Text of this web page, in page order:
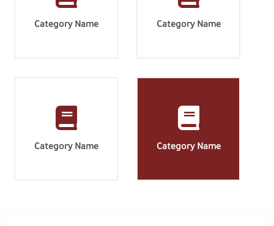
Category Name
Category Name
Category Name
Category Name